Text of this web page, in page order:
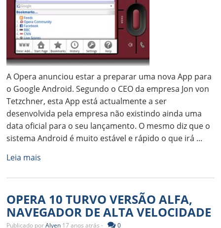
A Opera anunciou estar a preparar uma nova App para
o Google Android. Segundo o CEO da empresa Jon von
Tetzchner, esta App está actualmente a ser
desenvolvida pela empresa não existindo ainda uma
data oficial para o seu lançamento. O mesmo diz que o
sistema Android é muito estável e rápido o que irá ...
Leia mais
OPERA 10 TURVO VERSÃO ALFA,
NAVEGADOR DE ALTA VELOCIDADE
Publicado porAlyen 17 anos atrás - 0